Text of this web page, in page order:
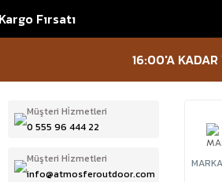
Fırsatı
16:00'A KADAR
Müşteri Hi̇zmetleri
0 555 96 444 22
Müşteri Hi̇zmetleri
info@atmosferoutdoor.com